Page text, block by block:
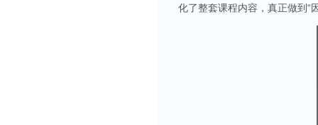
化了整套课程内容，真正做到“